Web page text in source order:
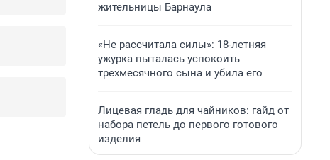
жительницы Барнаула
«Не рассчитала силы»: 18-летняя
ужурка пыталась успокоить
трехмесячного сына и убила его
Лицевая гладь для чайников: гайд от
набора петель до первого готового
изделия